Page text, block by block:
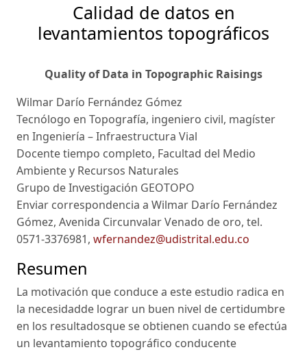
Calidad de datos en
levantamientos topográficos
Quality of Data in Topographic Raisings
Wilmar Darío Fernández Gómez
Tecnólogo en Topografía, ingeniero civil, magíster
en Ingeniería – Infraestructura Vial
Docente tiempo completo, Facultad del Medio
Ambiente y Recursos Naturales
Grupo de Investigación GEOTOPO
Enviar correspondencia a Wilmar Darío Fernández
Gómez, Avenida Circunvalar Venado de oro, tel.
0571-3376981, wfernandez@udistrital.edu.co
Resumen
La motivación que conduce a este estudio radica en
la necesidadde lograr un buen nivel de certidumbre
en los resultadosque se obtienen cuando se efectúa
un levantamiento topográfico conducente